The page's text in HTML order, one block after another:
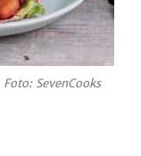
Foto: SevenCooks